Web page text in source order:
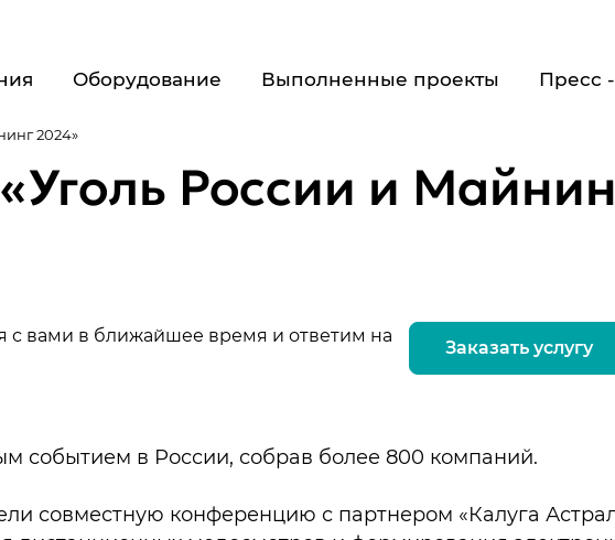
Оборудование Выполненные проекты Пресс
2024»
России и
с вами в ближайшее время и ответим на
Заказать услугу
событием в России, собрав более 800 компаний.
совместную конференцию с партнером «Калуга